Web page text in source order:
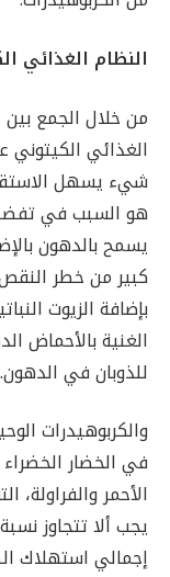
النظام الغذائي
من خلال الجمع بين
الغذائي
شيء يسهل
هو السبب في
يسمح بالدهون
كبير من خطر
بإضافة الزيوت
الغنية بالأحماض
للذوبان في الدهون.
والكربوهيدرات
في الخضار الخضراء
الأحمر والفراولة،
إجمالي استهلاك